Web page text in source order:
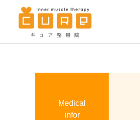
Medical
infor